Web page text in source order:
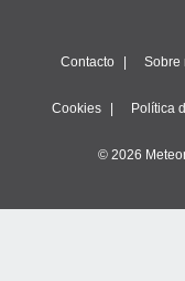
Contacto Sobre
Cookies Política
© 2026